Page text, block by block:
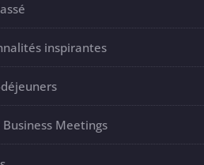
inspirantes
Business Meetings